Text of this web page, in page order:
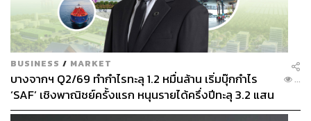
งดงาม ผลงานทั้งหมดนี้เป็นผลงานจากปลายพู่กันของ ถาวร
โกอุดมวิทย์ ศิลปินผู้นำเสนอบรรยากาศและเสน่ห์เฉพาะตัวที่
น่าสนใจ
When:วันนี้ถึง 20 มกราคม 2562
Where:หอศิลป์ร่วมสมัยอาร์เดล ถนนบรมราชชนนี
กรุงเทพฯ
How: www.facebook.com/events/194260984797995/
BUSINESS / MARKET
บางจากฯ Q2/69 ทำกำไรทะลุ 1.2 หมื่นล้าน เริ่มบุ๊กกำไร
‘SAF’ เชิงพาณิชย์ครั้งแรก หนุนรายได้ครึ่งปีทะลุ 3.2 แสน
ล้าน
...